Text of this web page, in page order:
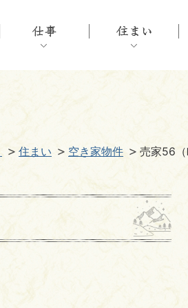
住まい 空き家物件 売家56